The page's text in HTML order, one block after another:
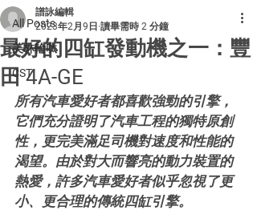
All Posts
美林輪呔
CST
最好的四缸發動機之一：豐
田 4A-GE
譜詠編輯
2023年2月9日 讀畢需時 2 分鐘
所有汽車愛好者都喜歡強勁的引擎，
它們充分證明了汽車工程的獨特原創
性，更完美滿足司機對速度和性能的
渴望。由於對大而響亮的動力裝置的
熱愛，許多汽車愛好者似乎忽視了更
小、更合理的傳統四缸引擎。